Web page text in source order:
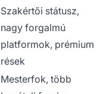
Szakértői státusz,
nagy forgalmú
platformok, prémium
rések
Mesterfok, több